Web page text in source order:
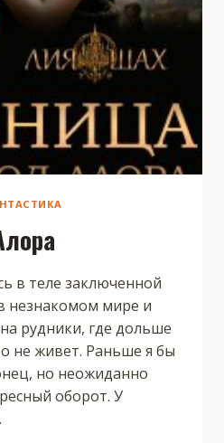
в теле заключенной
незнакомом мире и
рудники, где дольше
не живет. Раньше я бы
но неожиданно
оборот. У